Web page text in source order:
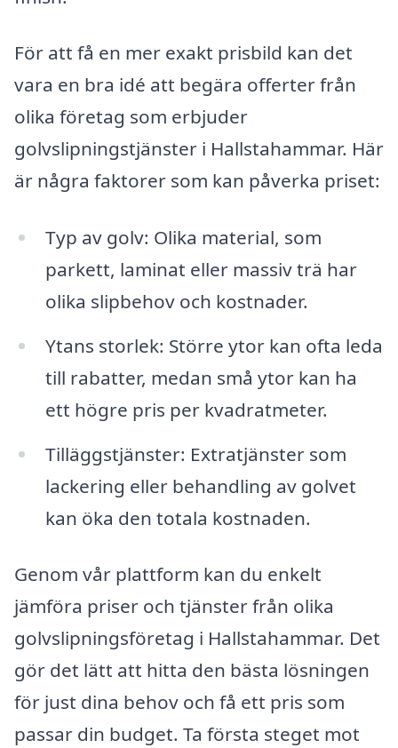
För att få en mer exakt prisbild kan det
vara en bra idé att begära offerter från
olika företag som erbjuder
golvslipningstjänster i Hallstahammar. Här
är några faktorer som kan påverka priset:
Typ av golv: Olika material, som
parkett, laminat eller massiv trä har
olika slipbehov och kostnader.
Ytans storlek: Större ytor kan ofta leda
till rabatter, medan små ytor kan ha
ett högre pris per kvadratmeter.
Tilläggstjänster: Extratjänster som
lackering eller behandling av golvet
kan öka den totala kostnaden.
Genom vår plattform kan du enkelt
jämföra priser och tjänster från olika
golvslipningsföretag i Hallstahammar. Det
gör det lätt att hitta den bästa lösningen
för just dina behov och få ett pris som
passar din budget. Ta första steget mot